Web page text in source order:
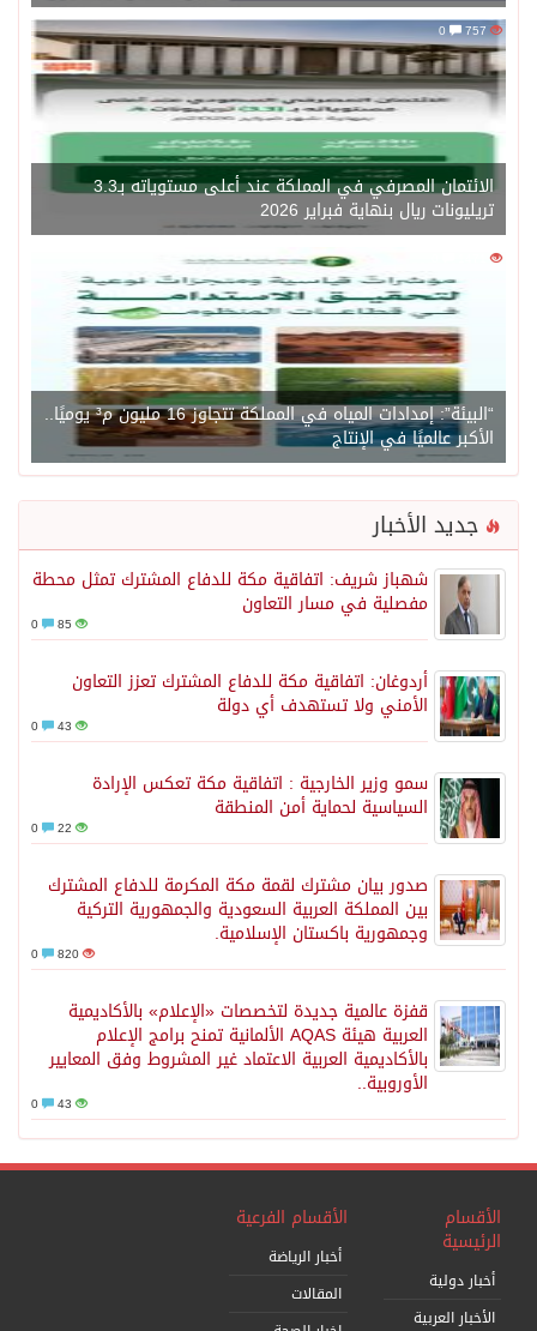
757
0
الائتمان المصرفي في المملكة عند أعلى مستوياته بـ3.3
تريليونات ريال بنهاية فبراير 2026
1471
“البيئة”: إمدادات المياه في المملكة تتجاوز 16 مليون م³ يوميًا..
الأكبر عالميًا في الإنتاج
جديد الأخبار
شهباز شريف: اتفاقية مكة للدفاع المشترك تمثل محطة
مفصلية في مسار التعاون
85
أردوغان: اتفاقية مكة للدفاع المشترك تعزز التعاون
الأمني ولا تستهدف أي دولة
43
سمو وزير الخارجية : اتفاقية مكة تعكس الإرادة
السياسية لحماية أمن المنطقة
22
صدور بيان مشترك لقمة مكة المكرمة للدفاع المشترك
بين المملكة العربية السعودية والجمهورية التركية
وجمهورية باكستان الإسلامية.
820
قفزة عالمية جديدة لتخصصات «الإعلام» بالأكاديمية
العربية هيئة AQAS الألمانية تمنح برامج الإعلام
بالأكاديمية العربية الاعتماد غير المشروط وفق المعايير
الأوروبية..
43
الأقسام
الرئيسية
أخبار دولية
الأخبار العربية
الأقسام الفرعية
أخبار الرياضة
المقالات